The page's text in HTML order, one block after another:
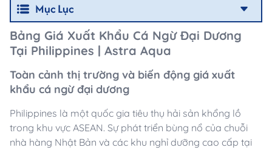
Mục Lục
Bảng Giá Xuất Khẩu Cá Ngừ Đại Dương
Tại Philippines | Astra Aqua
Toàn cảnh thị trường và biến động giá xuất
khẩu cá ngừ đại dương
Philippines là một quốc gia tiêu thụ hải sản khổng lồ
trong khu vực ASEAN. Sự phát triển bùng nổ của chuỗi
nhà hàng Nhật Bản và các khu nghỉ dưỡng cao cấp tại